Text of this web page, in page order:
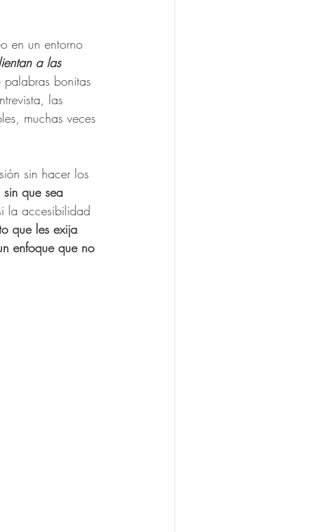
en un entorno
a las
palabras bonitas
las
muchas veces
sin hacer los
sin que sea
la accesibilidad
que les exija
enfoque que no